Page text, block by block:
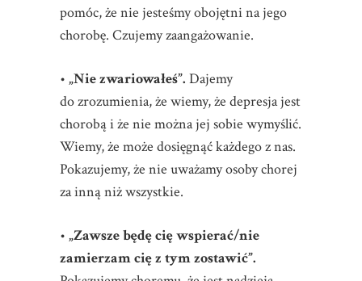
pomóc, że nie jesteśmy obojętni na jego
chorobę. Czujemy zaangażowanie.
• „Nie zwariowałeś”. Dajemy
do zrozumienia, że wiemy, że depresja jest
chorobą i że nie można jej sobie wymyślić.
Wiemy, że może dosięgnąć każdego z nas.
Pokazujemy, że nie uważamy osoby chorej
za inną niż wszystkie.
• „Zawsze będę cię wspierać/nie
zamierzam cię z tym zostawić”.